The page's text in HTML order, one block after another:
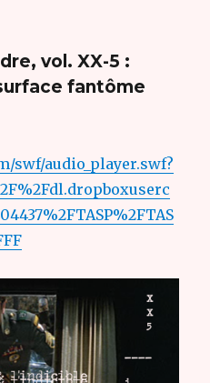
vol. XX-5 :
fantôme
swf/audio_player.swf?